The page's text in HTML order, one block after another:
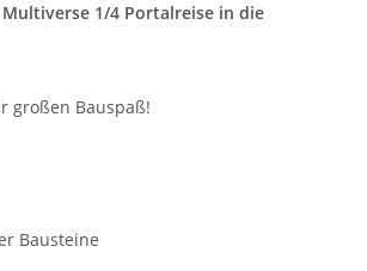
Multiverse 1/4 Portalreise in die
großen Bauspaß!
Bausteine